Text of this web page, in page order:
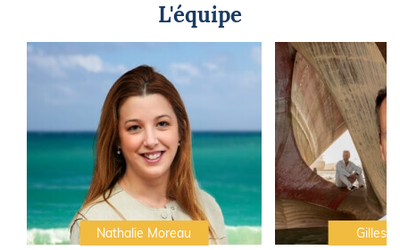
L'équipe
Nathalie Moreau Gilles